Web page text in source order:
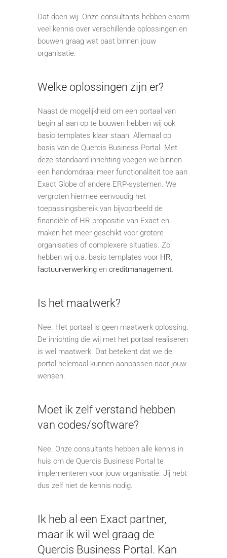
Dat doen wij. Onze consultants hebben enorm
veel kennis over verschillende oplossingen en
bouwen graag wat past binnen jouw
organisatie.
Welke oplossingen zijn er?
Naast de mogelijkheid om een portaal van
begin af aan op te bouwen hebben wij ook
basic templates klaar staan. Allemaal op
basis van de Quercis Business Portal. Met
deze standaard inrichting voegen we binnen
een handomdraai meer functionaliteit toe aan
Exact Globe of andere ERP-systemen. We
vergroten hiermee eenvoudig het
toepassingsbereik van bijvoorbeeld de
financiële of HR propositie van Exact en
maken het meer geschikt voor grotere
organisaties of complexere situaties. Zo
hebben wij o.a. basic templates voor HR,
factuurverwerking en creditmanagement.
Is het maatwerk?
Nee. Het portaal is geen maatwerk oplossing.
De inrichting die wij met het portaal realiseren
is wel maatwerk. Dat betekent dat we de
portal helemaal kunnen aanpassen naar jouw
wensen.
Moet ik zelf verstand hebben
van codes/software?
Nee. Onze consultants hebben alle kennis in
huis om de Quercis Business Portal te
implementeren voor jouw organisatie. Jij hebt
dus zelf niet de kennis nodig.
Ik heb al een Exact partner,
maar ik wil wel graag de
Quercis Business Portal. Kan